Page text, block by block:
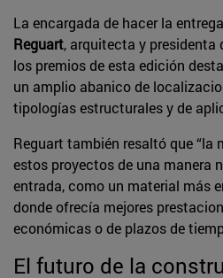
La encargada de hacer la
Reguart, arquitecta y presidenta
los premios de esta edición
un amplio abanico de
tipologías estructurales y de
Reguart también resaltó que “la
estos proyectos de una manera
entrada, como un material más
donde ofrecía mejores
económicas o de plazos de
El futuro de la